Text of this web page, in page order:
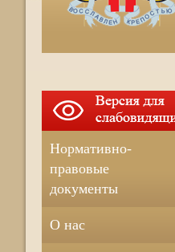
Нормативно-
правовые
документы
О нас